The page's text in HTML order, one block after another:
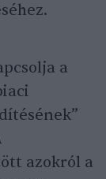
a
azokról a